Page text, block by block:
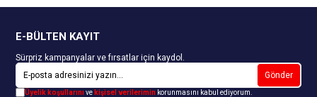
E-BÜLTEN KAYIT
Sürpriz kampanyalar ve fırsatlar için kaydol.
Gönder
Üyelik koşullarınıve kişisel verilerimin korunmasını kabul ediyorum.